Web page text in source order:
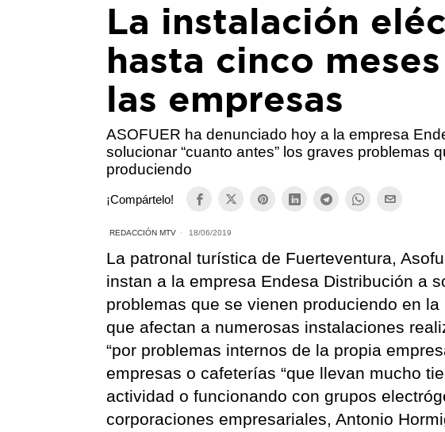
La instalación
hasta cinco
las empresas
ASOFUER ha denunciado hoy a la empresa
solucionar “cuanto antes” los graves problemas
produciendo
¡Compártelo!
REDACCIÓN MTV 18/06/2019
La patronal turística de Fuerteventura,
instan a la empresa Endesa Distribución a
problemas que se vienen produciendo en
que afectan a numerosas instalaciones
“por problemas internos de la propia
empresas o cafeterías “que llevan mucho
actividad o funcionando con grupos
corporaciones empresariales, Antonio